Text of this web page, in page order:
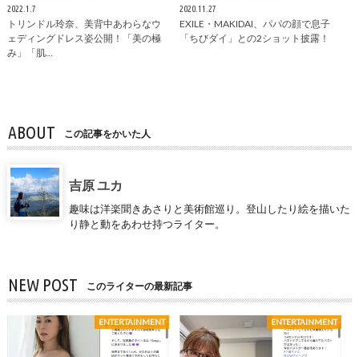
2022.1.7
トリンドル玲奈、美背中あわらなウ
ェディングドレス姿公開！「美の極
み」「肌…
2020.11.27
EXILE・MAKIDAI、パパの顔で息子
「ちびダイ」との2ショット披露！
ABOUT この記事をかいた人
吉原 ユカ
趣味は洋楽聞きあさりと美術館巡り。登山したり絵を描いた
り静と動をあわせ持つライター。
NEW POST このライターの最新記事
ENTERTAINMENT ENTERTAINMENT